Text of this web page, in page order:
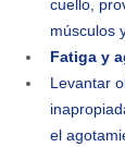
cuello,
músculos
Fatiga y
Levantar
el